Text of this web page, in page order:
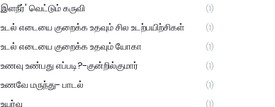
இளநீர்' வெட்டும் கருவி (1)
உடல் எடையை குறைக்க உதவும் சில உடற்பயிற்சிகள் (1)
உடல் எடையை குறைக்க உதவும் யோகா (1)
உணவு உண்பது எப்படி?-குன்றில்குமார் (1)
உணவே மருந்து- பாடல் (1)
உயர்வு (1)